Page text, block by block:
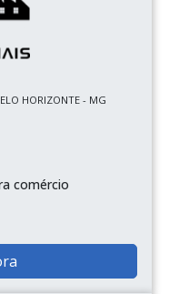
HORIZONTE - MG
comércio